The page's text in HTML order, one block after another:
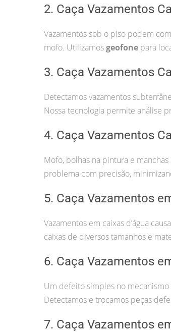
2. Caça Vazamentos
Vazamentos sob o piso podem
mofo. Utilizamosgeofone para
3. Caça Vazamentos
Detectamos vazamentos
Nossa tecnologia permite análise
4. Caça Vazamentos
Mofo, bolhas na pintura e
problema com precisão,
5. Caça Vazamentos
Vazamentos em caixas d’água
caixas de diversos tamanhos e
6. Caça Vazamentos
Um defeito simples no
Detectamos e trocamos peças
7. Caça Vazamentos